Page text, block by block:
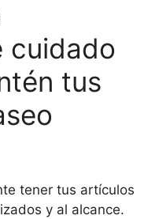
cuidado
tus
tener tus artículos
y al alcance.